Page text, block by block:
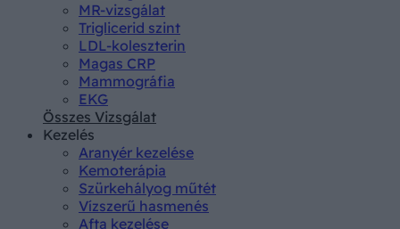
MR-vizsgálat
Triglicerid szint
LDL-koleszterin
Magas CRP
Mammográfia
EKG
Összes Vizsgálat
Kezelés
Aranyér kezelése
Kemoterápia
Szürkehályog műtét
Vízszerű hasmenés
Afta kezelése